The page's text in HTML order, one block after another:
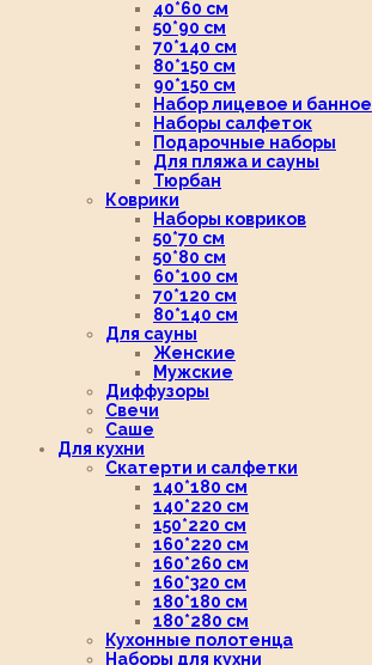
40*60 см
50*90 см
70*140 см
80*150 см
90*150 см
Набор лицевое и банное
Наборы салфеток
Подарочные наборы
Для пляжа и сауны
Тюрбан
Коврики
Наборы ковриков
50*70 см
50*80 см
60*100 см
70*120 см
80*140 см
Для сауны
Женские
Мужские
Диффузоры
Свечи
Саше
Для кухни
Скатерти и салфетки
140*180 см
140*220 см
150*220 см
160*220 см
160*260 см
160*320 см
180*180 см
180*280 см
Кухонные полотенца
Наборы для кухни